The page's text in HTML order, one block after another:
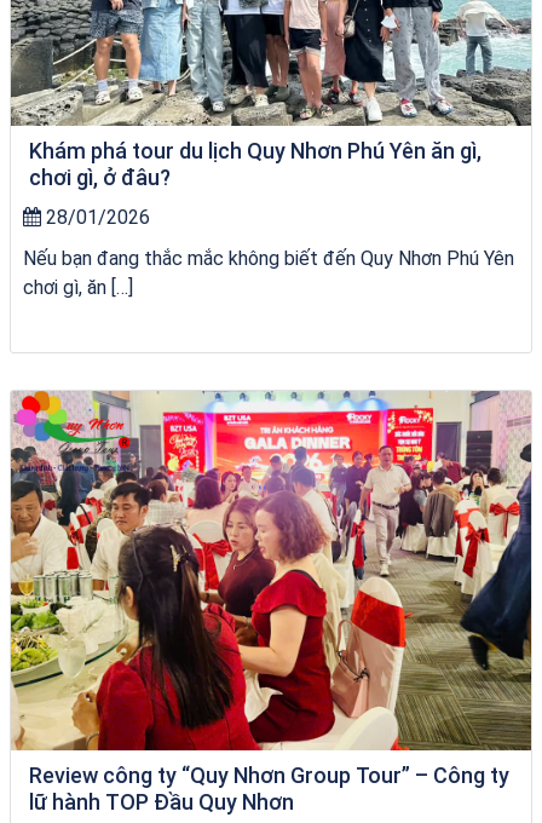
Khám phá tour du lịch Quy Nhơn Phú Yên ăn gì,
chơi gì, ở đâu?
28/01/2026
Nếu bạn đang thắc mắc không biết đến Quy Nhơn Phú Yên
chơi gì, ăn […]
du thuyền trên biển Quy Nhơn
Review công ty “Quy Nhơn Group Tour” – Công ty
lữ hành TOP Đầu Quy Nhơn